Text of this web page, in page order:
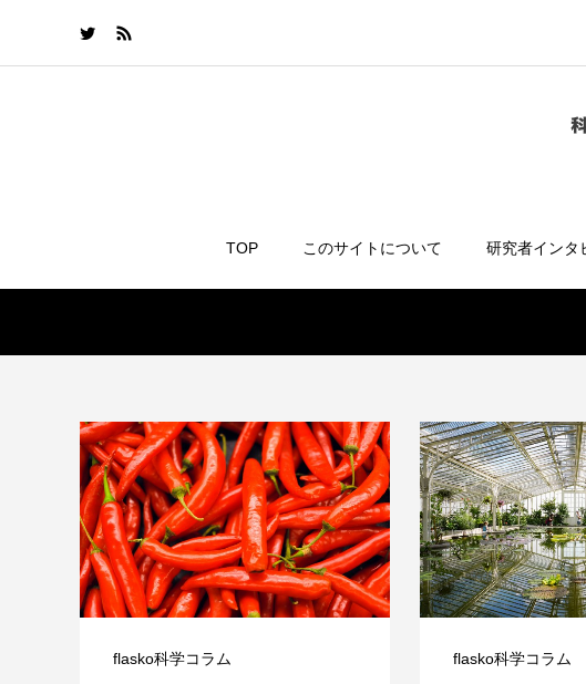
TOP このサイトについて 研究者インタ
flasko科学コラム flasko科学コラム